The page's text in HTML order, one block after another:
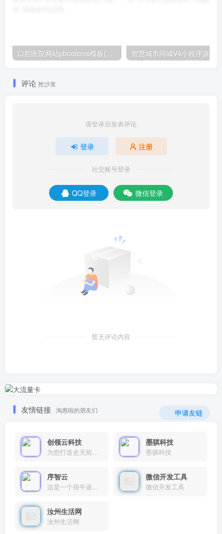
评论 抢沙发
请登录后发表评论
登录 注册
社交账号登录
QQ登录 微信登录
暂无评论内容
友情链接 淘惠啦的朋友们 申请友链
创领云科技
为您打造史无前例的应用产品带您认识新时代产品的创新
墨骐科技
墨骐科技
序智云
这是一个很牛逼的开发者，要开发找他准行！
微信开发工具
微信开发工具
汝州生活网
汝州生活网